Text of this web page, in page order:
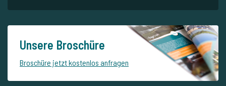
Unsere Broschüre
Broschüre jetzt kostenlos anfragen